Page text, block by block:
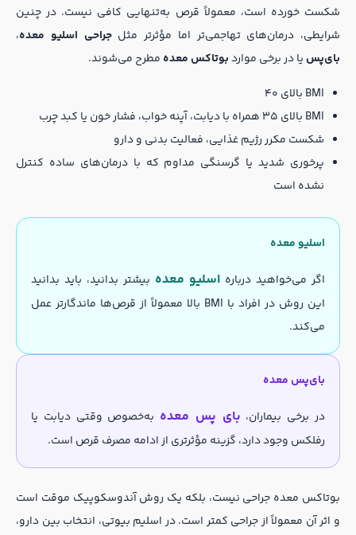
شکست خورده است، معمولاً قرص به‌تنهایی کافی نیست. در چنین
شرایطی، درمان‌های تهاجمی‌تر اما مؤثرتر مثلجراحی اسلیو معده،
بای‌پسیا در برخی مواردبوتاکس معدهمطرح می‌شوند.
BMI بالای ۴۰
BMI بالای ۳۵ همراه با دیابت، آپنه خواب، فشار خون یا کبد چرب
شکست مکرر رژیم غذایی، فعالیت بدنی و دارو
پرخوری شدید یا گرسنگی مداوم که با درمان‌های ساده کنترل
نشده است
اسلیو معده
اگر می‌خواهید دربارهاسلیو معدهبیشتر بدانید، باید بدانید
این روش در افراد با BMI بالا معمولاً از قرص‌ها ماندگارتر عمل
می‌کند.
بای‌پس معده
در برخی بیماران،بای پس معدهبه‌خصوص وقتی دیابت یا
رفلکس وجود دارد، گزینه مؤثرتری از ادامه مصرف قرص است.
بوتاکس معده جراحی نیست، بلکه یک روش آندوسکوپیک موقت است
و اثر آن معمولاً از جراحی کمتر است. در اسلیم بیوتی، انتخاب بین دارو،